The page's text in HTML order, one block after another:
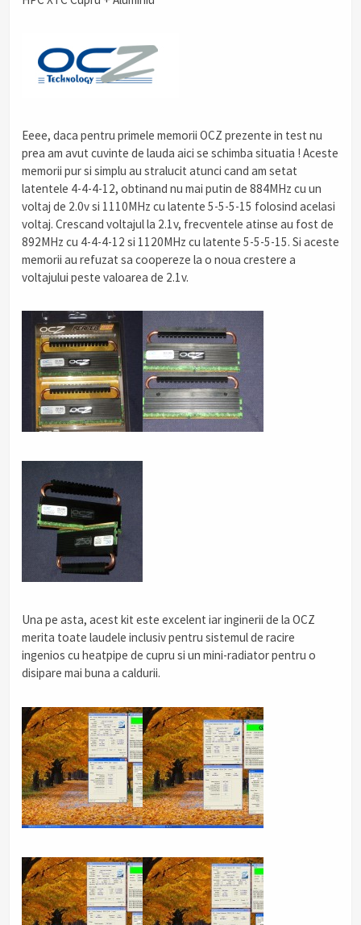
Eeee, daca pentru primele memorii OCZ prezente in test nu
prea am avut cuvinte de lauda aici se schimba situatia ! Aceste
memorii pur si simplu au stralucit atunci cand am setat
latentele 4-4-4-12, obtinand nu mai putin de 884MHz cu un
voltaj de 2.0v si 1110MHz cu latente 5-5-5-15 folosind acelasi
voltaj. Crescand voltajul la 2.1v, frecventele atinse au fost de
892MHz cu 4-4-4-12 si 1120MHz cu latente 5-5-5-15. Si aceste
memorii au refuzat sa coopereze la o noua crestere a
voltajului peste valoarea de 2.1v.
Una pe asta, acest kit este excelent iar inginerii de la OCZ
merita toate laudele inclusiv pentru sistemul de racire
ingenios cu heatpipe de cupru si un mini-radiator pentru o
disipare mai buna a caldurii.